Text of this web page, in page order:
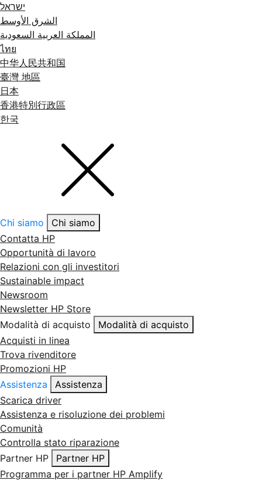
ישראל
الشرق الأوسط
المملكة العربية السعودية
ไทย
中华人民共和国
臺灣 地區
日本
香港特別行政區
한국
Chi siamo
Chi siamo
Contatta HP
Opportunità di lavoro
Relazioni con gli investitori
Sustainable impact
Newsroom
Newsletter HP Store
Modalità di acquisto
Modalità di acquisto
Acquisti in linea
Trova rivenditore
Promozioni HP
Assistenza
Assistenza
Scarica driver
Assistenza e risoluzione dei problemi
Comunità
Controlla stato riparazione
Partner HP
Partner HP
Programma per i partner HP Amplify